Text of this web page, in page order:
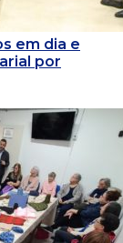
em dia e
por